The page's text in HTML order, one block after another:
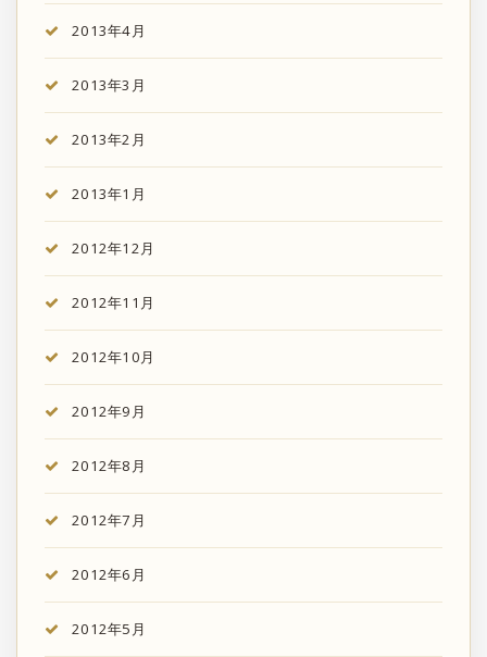
2013年4月
2013年3月
2013年2月
2013年1月
2012年12月
2012年11月
2012年10月
2012年9月
2012年8月
2012年7月
2012年6月
2012年5月